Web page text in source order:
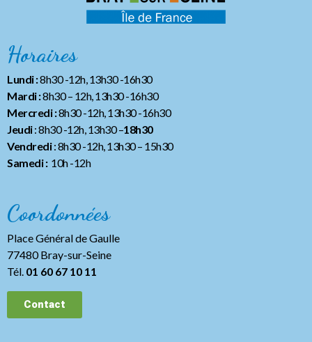
Horaires
Lundi :8h30 -12h, 13h30 -16h30
Mardi :8h30 – 12h, 13h30 -16h30
Mercredi :8h30 -12h, 13h30 -16h30
Jeudi: 8h30 -12h, 13h30 –18h30
Vendredi: 8h30 -12h, 13h30– 15h30
Samedi :10h -12h
Coordonnées
Place Général de Gaulle
77480 Bray-sur-Seine
Tél. 01 60 67 10 11
Contact